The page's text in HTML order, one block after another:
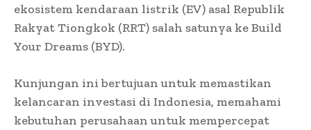
ekosistem kendaraan listrik (EV) asal Republik
Rakyat Tiongkok (RRT) salah satunya ke Build
Your Dreams (BYD).
Kunjungan ini bertujuan untuk memastikan
kelancaran investasi di Indonesia, memahami
kebutuhan perusahaan untuk mempercepat